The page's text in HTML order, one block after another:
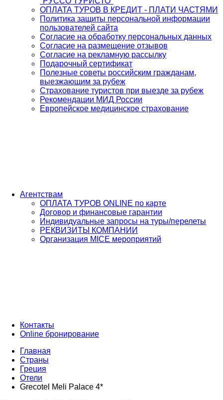
ОПЛАТА ТУРОВ В КРЕДИТ - ПЛАТИ ЧАСТЯМИ
Политика защиты персональной информации
пользователей сайта
Согласие на обработку персональных данных
Согласие на размещение отзывов
Согласие на рекламную рассылку
Подарочный сертификат
Полезные советы российским гражданам,
выезжающим за рубеж
Страхование туристов при выезде за рубеж
Рекомендации МИД России
Европейское медицинское страхование
Агентствам
ОПЛАТА ТУРОВ ONLINE по карте
Договор и финансовые гарантии
Индивидуальные запросы на туры/перелеты
РЕКВИЗИТЫ КОМПАНИИ
Организация MICE мероприятий
Контакты
Online бронирование
Главная
Страны
Греция
Отели
Grecotel Meli Palace 4*